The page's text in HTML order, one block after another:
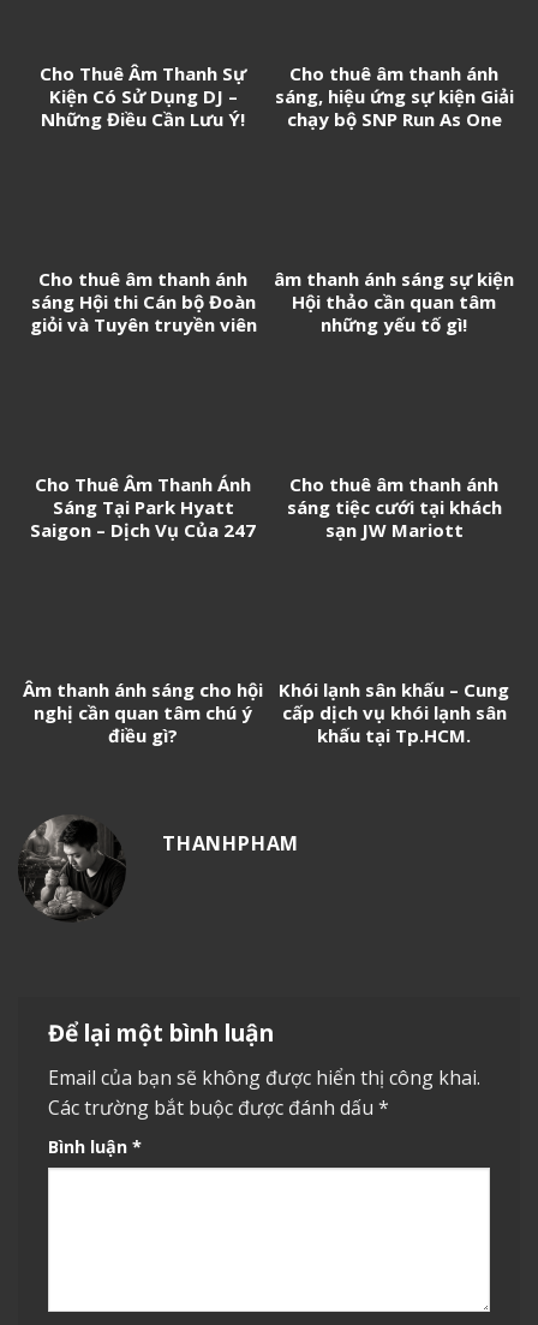
Cho Thuê Âm Thanh Sự
Kiện Có Sử Dụng DJ –
Những Điều Cần Lưu Ý!
Cho thuê âm thanh ánh
sáng, hiệu ứng sự kiện Giải
chạy bộ SNP Run As One
Cho thuê âm thanh ánh
sáng Hội thi Cán bộ Đoàn
giỏi và Tuyên truyền viên
âm thanh ánh sáng sự kiện
Hội thảo cần quan tâm
những yếu tố gì!
Cho Thuê Âm Thanh Ánh
Sáng Tại Park Hyatt
Saigon – Dịch Vụ Của 247
Cho thuê âm thanh ánh
sáng tiệc cưới tại khách
sạn JW Mariott
Âm thanh ánh sáng cho hội
nghị cần quan tâm chú ý
điều gì?
Khói lạnh sân khấu – Cung
cấp dịch vụ khói lạnh sân
khấu tại Tp.HCM.
THANHPHAM
Để lại một bình luận
Email của bạn sẽ không được hiển thị công khai.
Các trường bắt buộc được đánh dấu *
Bình luận *